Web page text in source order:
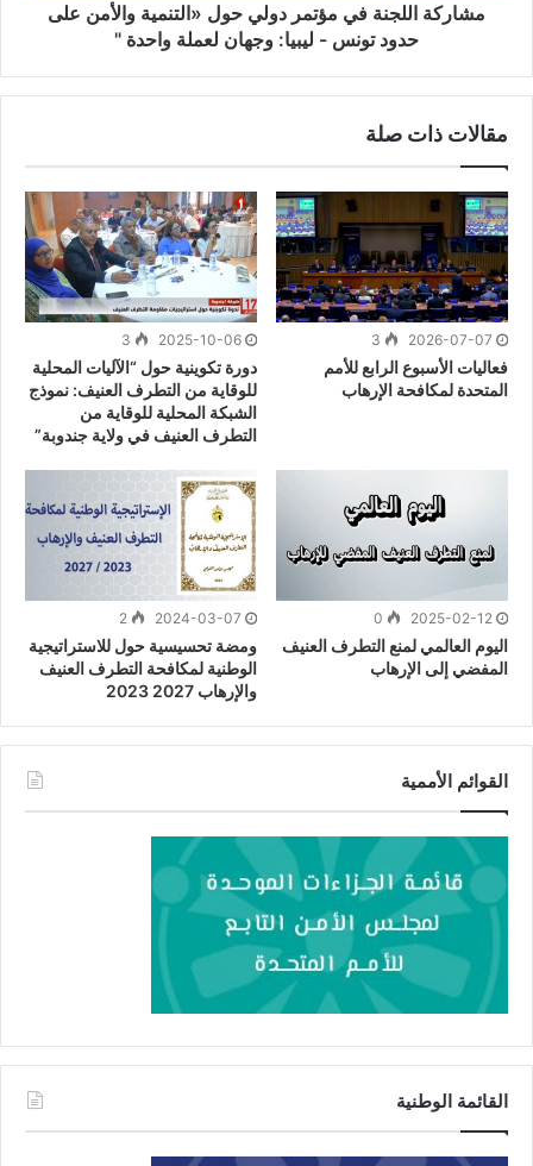
مشاركة اللجنة في مؤتمر دولي حول «التنمية والأمن على
حدود تونس - ليبيا: وجهان لعملة واحدة "
مقالات ذات صلة
2026-07-07
3
فعاليات الأسبوع الرابع للأمم
المتحدة لمكافحة الإرهاب
2025-10-06
3
دورة تكوينية حول “الآليات المحلية
للوقاية من التطرف العنيف: نموذج
الشبكة المحلية للوقاية من
التطرف العنيف في ولاية جندوبة”
2025-02-12
0
اليوم العالمي لمنع التطرف العنيف
المفضي إلى الإرهاب
2024-03-07
2
ومضة تحسيسية حول للاستراتيجية
الوطنية لمكافحة التطرف العنيف
والإرهاب 2023 2027
القوائم الأممية
القائمة الوطنية